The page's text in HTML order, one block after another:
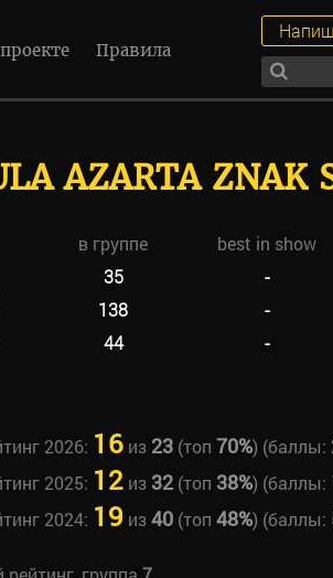
Правила
AZARTA ZNAK
в группе best in show
35 -
138 -
44 -
2026: 16из 23(топ 70%) (баллы:
2025: 12из 32(топ 38%) (баллы:
2024: 19 из40(топ 48%) (баллы: